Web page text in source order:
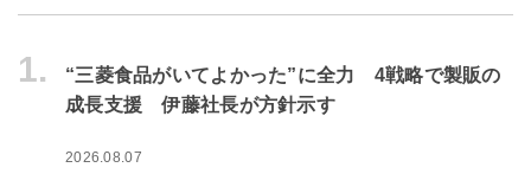
1.
“三菱食品がいてよかった”に全力 4戦略で製販の
成長支援 伊藤社長が方針示す
2026.08.07